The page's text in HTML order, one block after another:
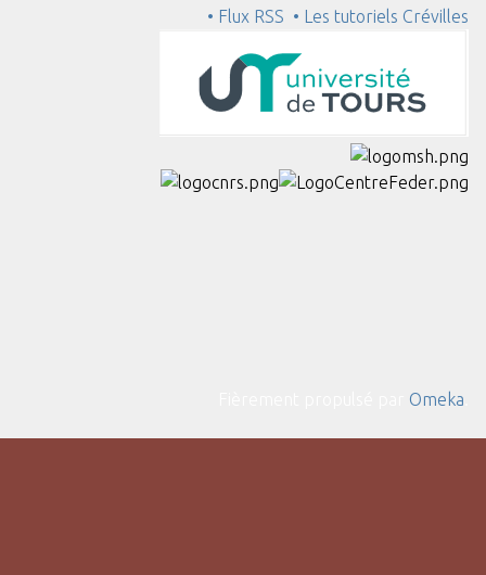
• Flux RSS • Les tutoriels Crévilles
Omeka